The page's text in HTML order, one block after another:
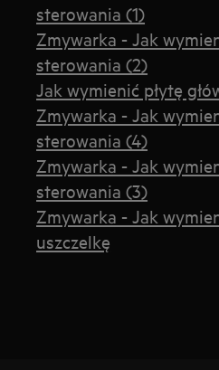
sterowania (1)
Zmywarka - Jak
sterowania (2)
Jak wymienić płytę
Zmywarka - Jak
sterowania (4)
Zmywarka - Jak
sterowania (3)
Zmywarka - Jak
uszczelkę